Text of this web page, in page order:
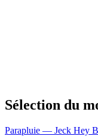
Sélection du
Parapluie — Jeck Hey